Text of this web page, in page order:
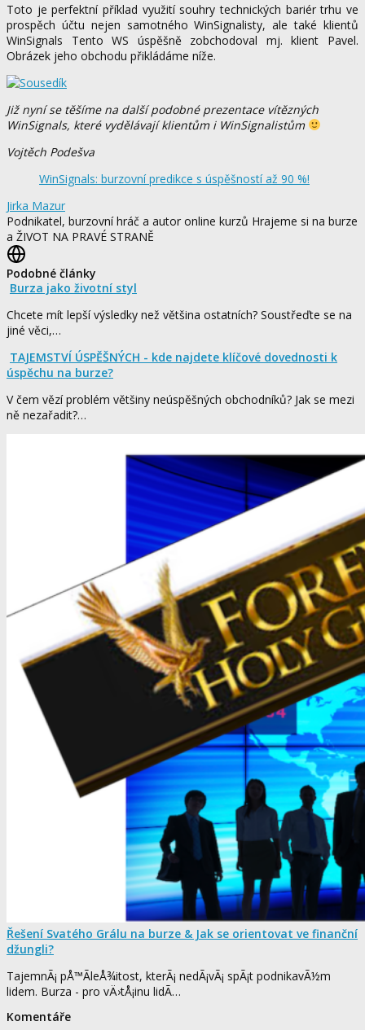
Toto je perfektní příklad využití souhry technických bariér trhu ve
prospěch účtu nejen samotného WinSignalisty, ale také klientů
WinSignals Tento WS úspěšně zobchodoval mj. klient Pavel.
Obrázek jeho obchodu přikládáme níže.
Již nyní se těšíme na další podobné prezentace vítězných
WinSignals, které vydělávají klientům i WinSignalistům
Vojtěch Podešva
WinSignals: burzovní predikce s úspěšností až 90 %!
Jirka Mazur
Podnikatel, burzovní hráč a autor online kurzů Hrajeme si na burze
a ŽIVOT NA PRAVÉ STRANĚ
Podobné články
Burza jako životní styl
Chcete mít lepší výsledky než většina ostatních? Soustřeďte se na
jiné věci,…
TAJEMSTVÍ ÚSPĚŠNÝCH - kde najdete klíčové dovednosti k
úspěchu na burze?
V čem vězí problém většiny neúspěšných obchodníků? Jak se mezi
ně nezařadit?…
Řešení Svatého Grálu na burze & Jak se orientovat ve finanční
džungli?
TajemnÃ¡ pÅ™Ã­leÅ¾itost, kterÃ¡ nedÃ¡vÃ¡ spÃ¡t podnikavÃ½m
lidem. Burza - pro vÄ›tÅ¡inu lidÃ­…
Komentáře